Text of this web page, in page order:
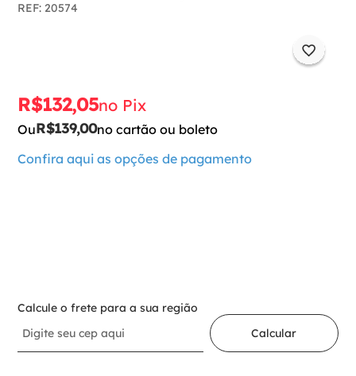
: 20574
R$132,05no Pix
OuR$139,00no cartão ou boleto
Confira aqui as opções de pagamento
Calcule o frete para a sua região
Calcular